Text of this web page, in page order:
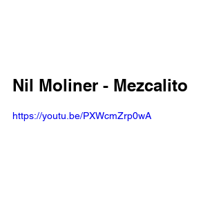
Nil Moliner - Mezcalito
https://youtu.be/PXWcmZrp0wA